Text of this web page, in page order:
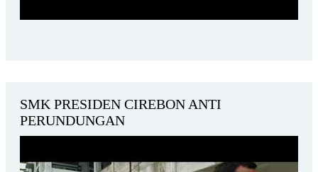
SMK PRESIDEN CIREBON ANTI
PERUNDUNGAN